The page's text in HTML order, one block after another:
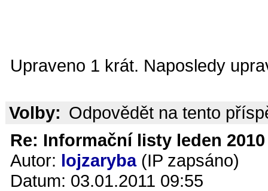
Upraveno 1 krát. Naposledy
Volby: Odpovědět na tento
Re: Informační listy leden
Autor: lojzaryba(IP zapsáno)
Datum: 03.01.2011 09:55